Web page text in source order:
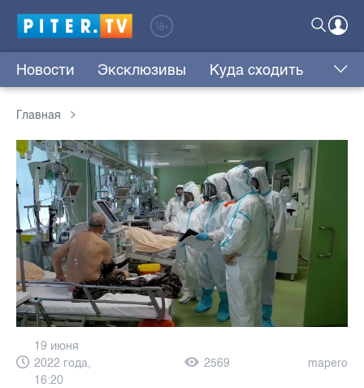
Новости Эксклюзивы Куда сходить
Главная
19 июня
2022 года,
16:20
2569 mapero